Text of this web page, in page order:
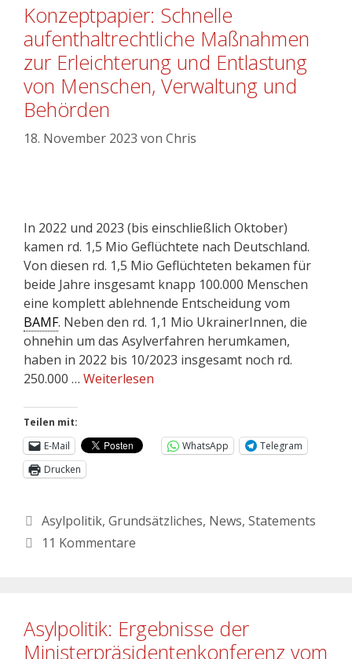
Konzeptpapier: Schnelle
aufenthaltrechtliche Maßnahmen
zur Erleichterung und Entlastung
von Menschen, Verwaltung und
Behörden
18. November 2023 von Chris
In 2022 und 2023 (bis einschließlich Oktober)
kamen rd. 1,5 Mio Geflüchtete nach Deutschland.
Von diesen rd. 1,5 Mio Geflüchteten bekamen für
beide Jahre insgesamt knapp 100.000 Menschen
eine komplett ablehnende Entscheidung vom
BAMF. Neben den rd. 1,1 Mio UkrainerInnen, die
ohnehin um das Asylverfahren herumkamen,
haben in 2022 bis 10/2023 insgesamt noch rd.
250.000 … Weiterlesen
Teilen mit:
E-Mail
WhatsApp
Telegram
Drucken
Asylpolitik, Grundsätzliches, News, Statements
11 Kommentare
Asylpolitik: Ergebnisse der
Ministerpräsidentenkonferenz vom